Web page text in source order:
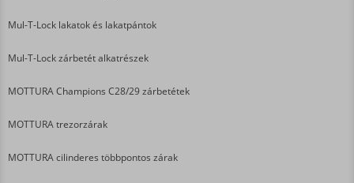
Mul-T-Lock lakatok és lakatpántok
Mul-T-Lock zárbetét alkatrészek
MOTTURA Champions C28/29 zárbetétek
MOTTURA trezorzárak
MOTTURA cilinderes többpontos zárak